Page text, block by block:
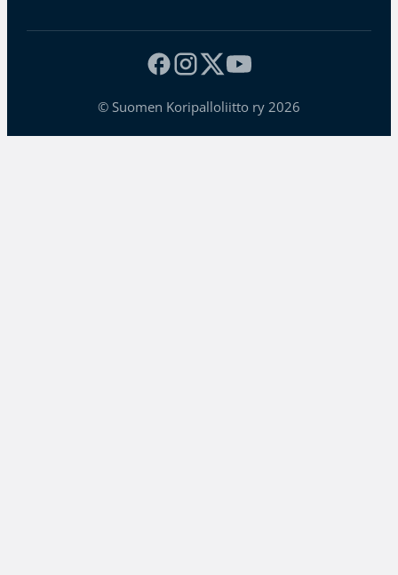
© Suomen Koripalloliitto ry 2026